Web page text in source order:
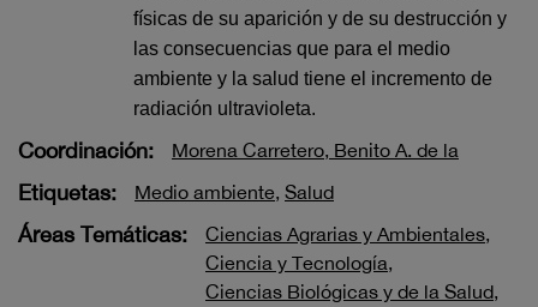
físicas de su aparición y de su destrucción y
las consecuencias que para el medio
ambiente y la salud tiene el incremento de
radiación ultravioleta.
Coordinación: Morena Carretero, Benito A. de la
Etiquetas: Medio ambiente, Salud
Áreas Temáticas: Ciencias Agrarias y Ambientales,
Ciencia y Tecnología,
Ciencias Biológicas y de la Salud,